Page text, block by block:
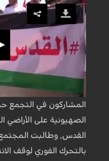
المشاركون في التجمع
الصهيونية على الأراضي
القدس, وطالبت المجتمع
بالتحرك الفوري لوقف